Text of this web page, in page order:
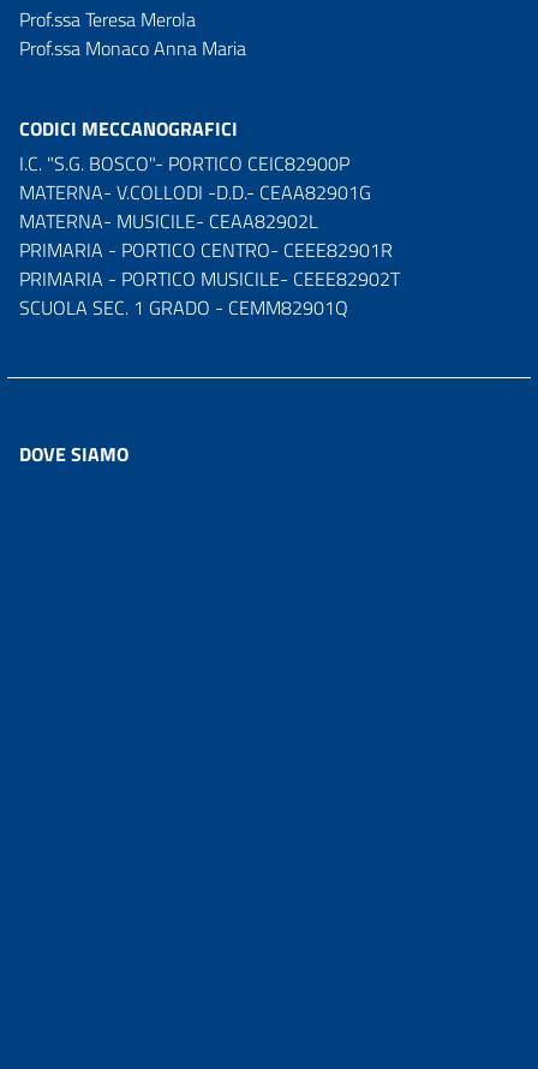
Prof.ssa Teresa Merola
Prof.ssa Monaco Anna Maria
CODICI MECCANOGRAFICI
I.C. "S.G. BOSCO"- PORTICO CEIC82900P
MATERNA- V.COLLODI -D.D.- CEAA82901G
MATERNA- MUSICILE- CEAA82902L
PRIMARIA - PORTICO CENTRO- CEEE82901R
PRIMARIA - PORTICO MUSICILE- CEEE82902T
SCUOLA SEC. 1 GRADO - CEMM82901Q
DOVE SIAMO